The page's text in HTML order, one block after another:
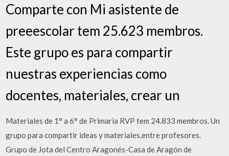
Comparte con Mi asistente de
preeescolar tem 25.623 membros.
Este grupo es para compartir
nuestras experiencias como
docentes, materiales, crear un
Materiales de 1° a 6° de Primaria RVP tem 24.833 membros. Un
grupo para compartir ideas y materiales,entre profesores.
Grupo de Jota del Centro Aragonés-Casa de Aragón de